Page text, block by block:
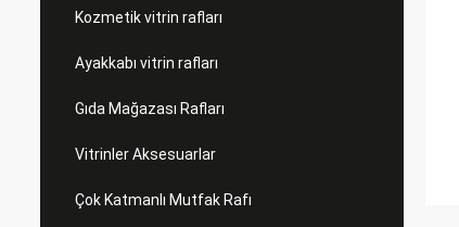
Kozmetik vitrin rafları
Ayakkabı vitrin rafları
Gıda Mağazası Rafları
Vitrinler Aksesuarlar
Çok Katmanlı Mutfak Rafı